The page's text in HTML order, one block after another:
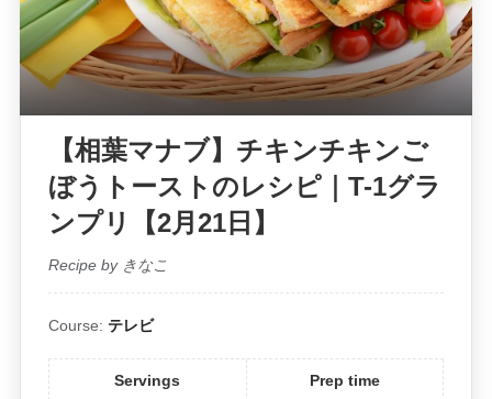
【相葉マナブ】チキンチキンご
ぼうトーストのレシピ｜T-1グラ
ンプリ【2月21日】
Recipe by きなこ
Course: テレビ
Servings
Prep time